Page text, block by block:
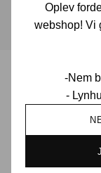
Oplev
webshop! Vi
-Nem
-